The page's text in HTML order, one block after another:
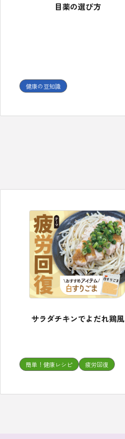
目薬の選び方
健康の豆知識
サラダチキンでよだれ鶏風
簡単！健康レシピ 疲労回復